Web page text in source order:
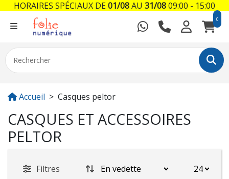
0
Accueil Casques peltor
CASQUES ET ACCESSOIRES
PELTOR
Filtres
HORAIRES SPÉCIAUX DE01/08AU 31/0809:00 - 15:00